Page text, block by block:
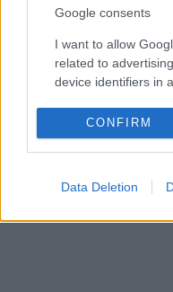
Google consents
I want to allow
related to
device identifiers in
I want to allow my
Google for online
personalized
CONFIRM
Data Deletion
La plus longue
Nightmare (1971)
Teakbois• 2024. november 10.
Rhoneberg báró, a
szörnyű hírt kap,
egyik őse a 12.
urával, amelynek
hatalmas vagyonra